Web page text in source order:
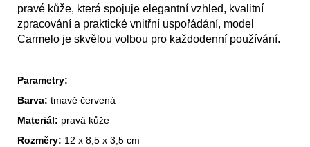
pravé kůže, která spojuje elegantní vzhled, kvalitní
zpracování a praktické vnitřní uspořádání, model
Carmelo je skvělou volbou pro každodenní používání.
Parametry:
Barva: tmavě červená
Materiál: pravá kůže
Rozměry: 12 x 8,5 x 3,5 cm